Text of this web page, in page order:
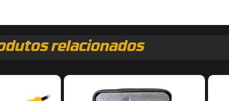
relacionados